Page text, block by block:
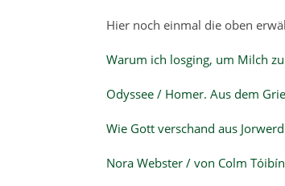
Hier noch einmal die oben
Warum ich losging, um Milch
Odyssee / Homer. Aus dem
Wie Gott verschand aus
Nora Webster / von Colm Tóibín